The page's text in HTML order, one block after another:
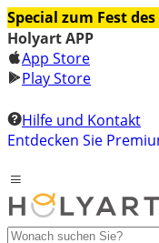
Special zum Fest
Holyart APP
App Store
Play Store
Hilfe und Kontakt
Entdecken Sie